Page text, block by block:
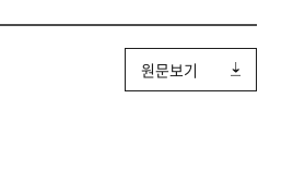
원문보기